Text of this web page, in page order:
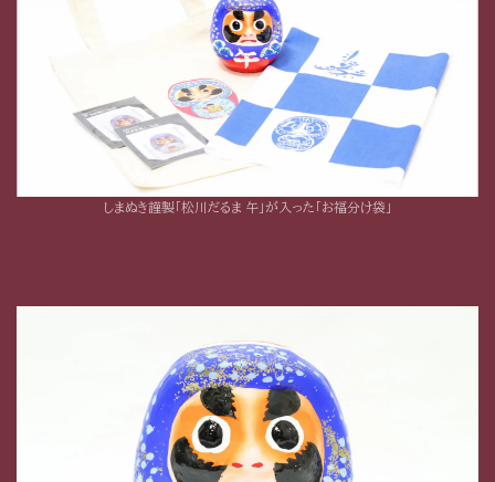
しまぬき謹製「松川だるま 午」が入った「お福分け袋」